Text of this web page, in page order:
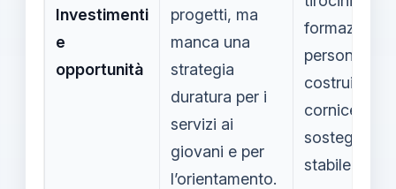
Investimenti
e
opportunità
progetti, ma
manca una
strategia
duratura per i
servizi ai
giovani e per
l’orientamento.
formazione
personale;
costruire
cornice di
sostegno
stabile.